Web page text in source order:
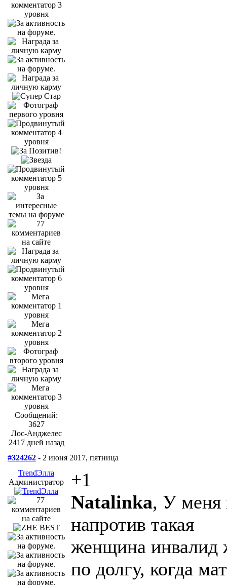
Сообщений:
3627
Лос-Анджелес
2417 дней назад
#324262 - 2 июня 2017, пятница
TrendЭлла
Администратор
+1
Natalinka, У меня
напротив такая
женщина инвалид
по долгу, когда